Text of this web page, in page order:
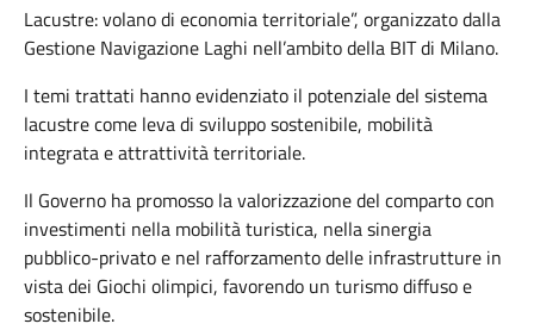
Lacustre: volano di economia territoriale”, organizzato dalla
Gestione Navigazione Laghi nell’ambito della BIT di Milano.
I temi trattati hanno evidenziato il potenziale del sistema
lacustre come leva di sviluppo sostenibile, mobilità
integrata e attrattività territoriale.
Il Governo ha promosso la valorizzazione del comparto con
investimenti nella mobilità turistica, nella sinergia
pubblico-privato e nel rafforzamento delle infrastrutture in
vista dei Giochi olimpici, favorendo un turismo diffuso e
sostenibile.